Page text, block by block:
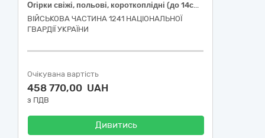
Огірки свіжі, польові, короткоплідні (до 14см), ДСТУ 3247, Морква свіжа, першого товарного сорту, ДСТУ 7035, Капуста білоголова свіжа, середньостигла, першого товарного сорту, ДСТУ 7037, Капуста пекінська, свіжа, першого товарного сорту, Буряк столовий першого товарного сорту, 5-10 см, ДСТУ 7033, Перець солодкий свіжий, подовженої форми, ДСТУ 2659, Часник свіжий, першого товарного сорту, ДСТУ 3233, Капуста цвітна свіжа, першого товарного сорту, ДСТУ 3280, Капуста броколі, першого товарного сорту, діаметр не менше 6 см, ДСТУ 8147, Щавель свіжий, першого товарного сорту, ДСТУ 8472, Кабачки свіжі, першого товарного сорту, довжина 7-26 см, Помідори (томати) свіжі рожеві, польові, округлі, ДСТУ 3246
ВІЙСЬКОВА ЧАСТИНА 1241 НАЦІОНАЛЬНОЇ
ГВАРДІЇ УКРАЇНИ
Очікувана вартість
458 770,00 UAH
з ПДВ
Дивитись